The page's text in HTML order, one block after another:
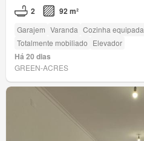
2 92 m²
Garajem Varanda Cozinha equipada
Totalmente mobiliado Elevador
Há 20 dias
GREEN-ACRES